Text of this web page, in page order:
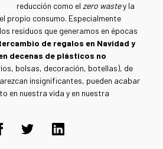
reducción como el zero wastey la
propio consumo. Especialmente
residuos que generamos en épocas
de regalos en Navidad y
decenas de plásticos no
bolsas, decoración, botellas), de
insignificantes, pueden acabar
en nuestra vida y en nuestra